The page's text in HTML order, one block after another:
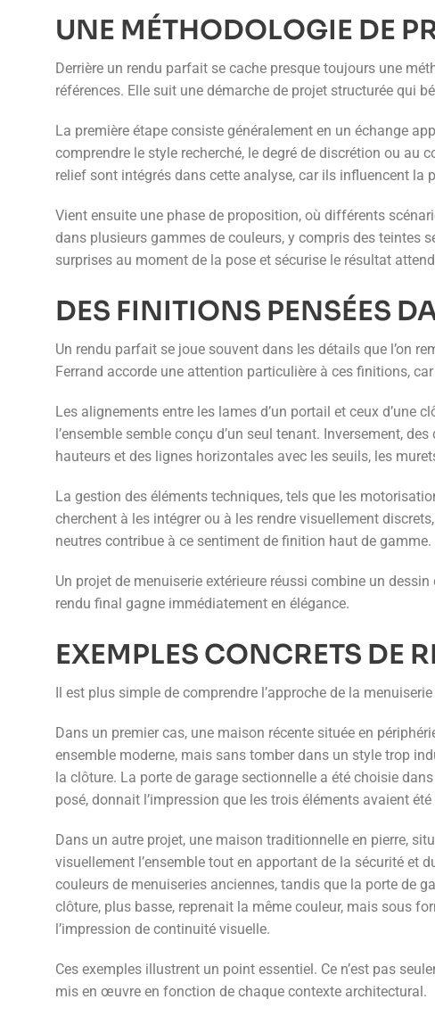
UNE MÉTHODOLOGIE DE
Derrière un rendu parfait se cache presque toujours une
références. Elle suit une démarche de projet structurée qui
La première étape consiste généralement en un échange
comprendre le style recherché, le degré de discrétion ou au
relief sont intégrés dans cette analyse, car ils influencent la
Vient ensuite une phase de proposition, où différents
dans plusieurs gammes de couleurs, y compris des teintes
surprises au moment de la pose et sécurise le résultat
DES FINITIONS PENSÉES
Un rendu parfait se joue souvent dans les détails que l’on
Ferrand accorde une attention particulière à ces finitions,
Les alignements entre les lames d’un portail et ceux d’une
l’ensemble semble conçu d’un seul tenant. Inversement,
hauteurs et des lignes horizontales avec les seuils, les
La gestion des éléments techniques, tels que les
cherchent à les intégrer ou à les rendre visuellement
neutres contribue à ce sentiment de finition haut de gamme.
Un projet de menuiserie extérieure réussi combine un
rendu final gagne immédiatement en élégance.
EXEMPLES CONCRETS DE
Il est plus simple de comprendre l’approche de la
Dans un premier cas, une maison récente située en
ensemble moderne, mais sans tomber dans un style trop
la clôture. La porte de garage sectionnelle a été choisie
posé, donnait l’impression que les trois éléments avaient
Dans un autre projet, une maison traditionnelle en pierre,
visuellement l’ensemble tout en apportant de la sécurité et
couleurs de menuiseries anciennes, tandis que la porte de
clôture, plus basse, reprenait la même couleur, mais sous
l’impression de continuité visuelle.
Ces exemples illustrent un point essentiel. Ce n’est pas
mis en œuvre en fonction de chaque contexte architectural.